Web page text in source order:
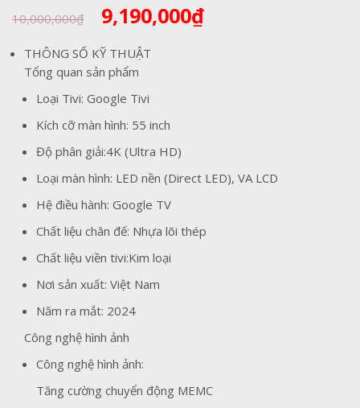
10,000,000₫ Giá
gốc
là:
10,000,000₫.
9,190,000₫Giá
THÔNG SỐ KỸ THUẬT
Tổng quan sản phẩm
Loại Tivi: Google Tivi
Kích cỡ màn hình: 55 inch
Độ phân giải:4K (Ultra HD)
Loại màn hình: LED nền (Direct LED), VA LCD
Hệ điều hành: Google TV
Chất liệu chân đế: Nhựa lõi thép
Chất liệu viền tivi:Kim loại
Nơi sản xuất: Việt Nam
Năm ra mắt: 2024
Công nghệ hình ảnh
Công nghệ hình ảnh:
Tăng cường chuyển động MEMC